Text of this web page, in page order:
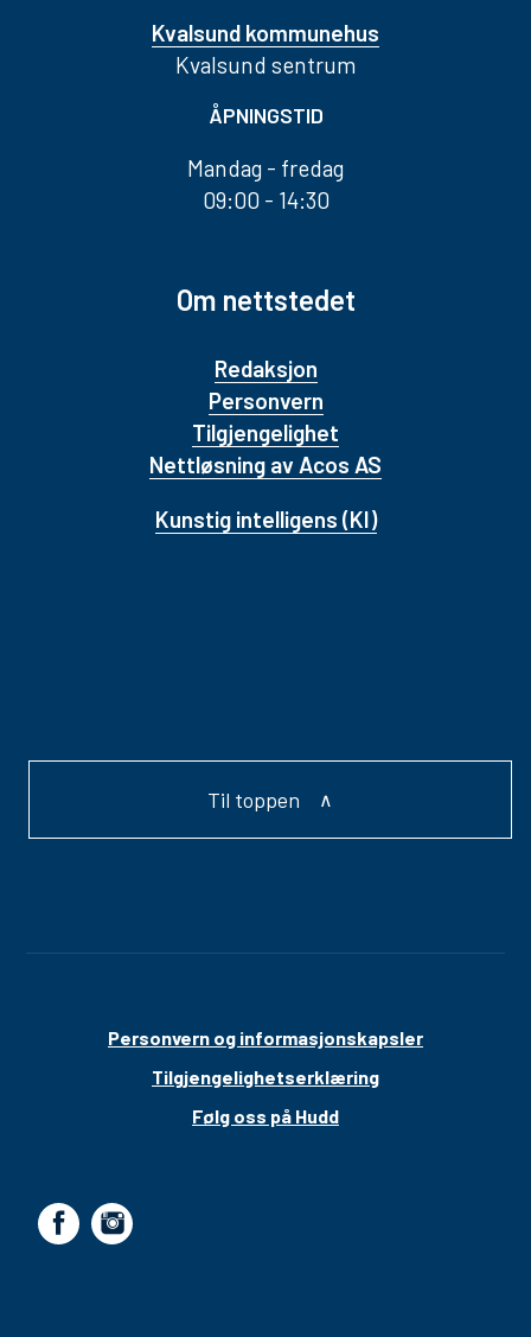
Kvalsund kommunehus
Kvalsund sentrum
ÅPNINGSTID
Mandag - fredag
09:00 - 14:30
Om nettstedet
Redaksjon
Personvern
Tilgjengelighet
Nettløsning av Acos AS
Kunstig intelligens (KI)
Til toppen
Personvern og informasjonskapsler
Tilgjengelighetserklæring
Følg oss på Hudd